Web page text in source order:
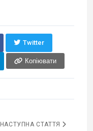
Twitter
Копіювати
НАСТУПНА СТАТТЯ